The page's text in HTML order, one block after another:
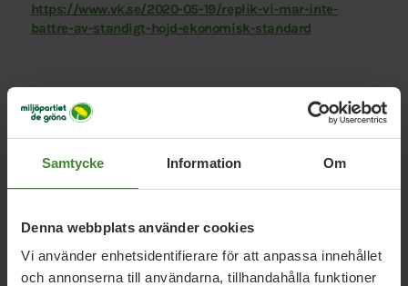
Samtycke Information Om
Denna webbplats använder cookies
Vi använder enhetsidentifierare för att anpassa innehållet
och annonserna till användarna, tillhandahålla funktioner
https://www.vk.se/2020-05-19/replik-vi-mar-inte-
battre-av-standigt-hojd-ekonomisk-standard
Relaterade nyheter
Västerbotten, 15 maj 2026